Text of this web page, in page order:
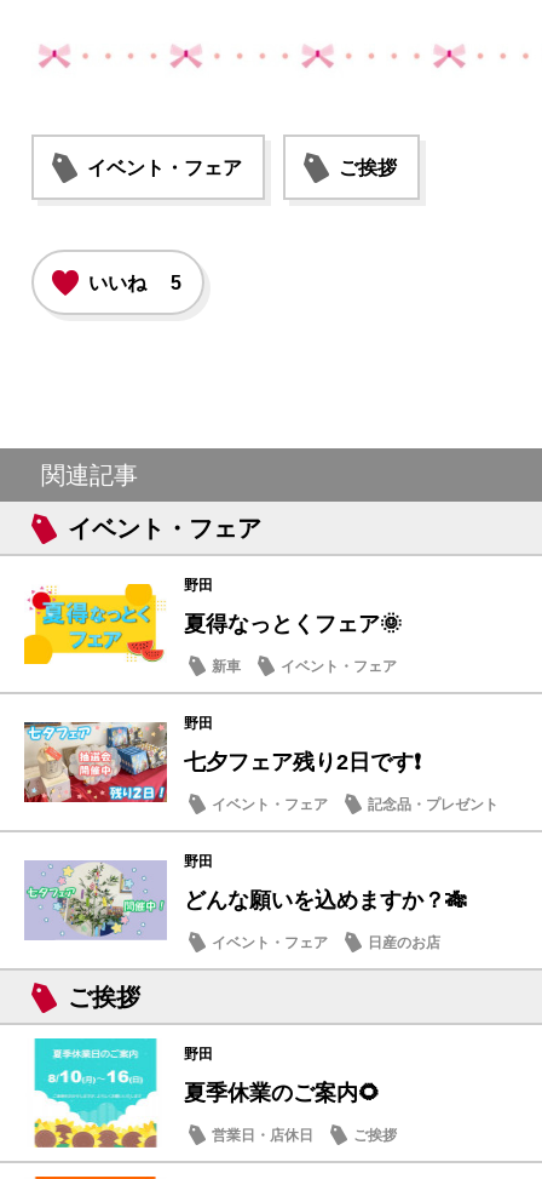
イベント・フェア ご挨拶
いいね 5
関連記事
イベント・フェア
野田
夏得なっとくフェア🌞
新車 イベント・フェア
野田
七夕フェア残り2日です❗
イベント・フェア 記念品・プレゼント
野田
どんな願いを込めますか？🎋
イベント・フェア 日産のお店
ご挨拶
野田
夏季休業のご案内🌻
営業日・店休日 ご挨拶